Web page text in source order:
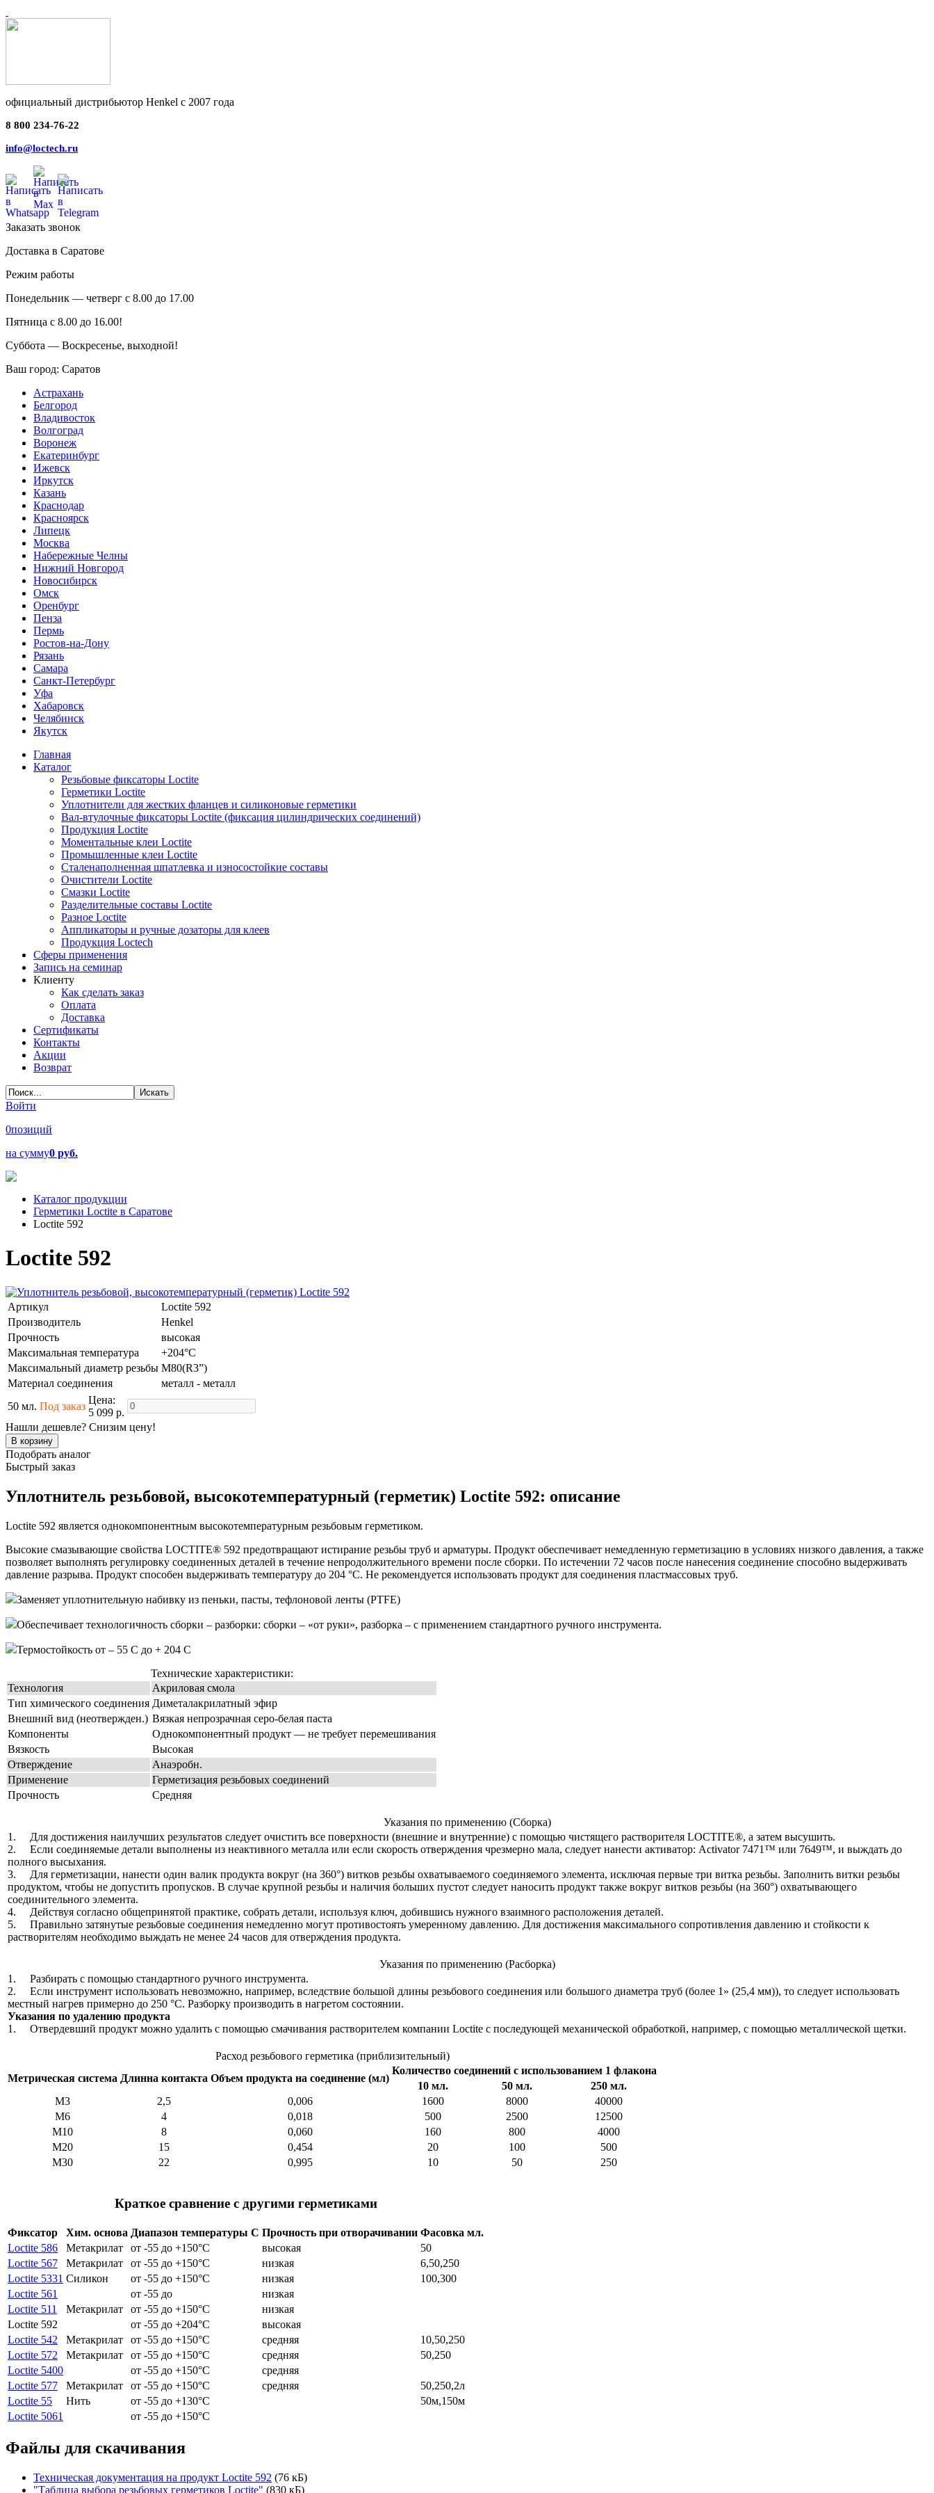
официальный дистрибьютор Henkel с 2007 года
8 800 234-76-22
info@loctech.ru
Заказать звонок
Доставка в Саратове
Режим работы
Понедельник — четверг с 8.00 до 17.00
Пятница с 8.00 до 16.00!
Суббота — Воскресенье, выходной!
Ваш город: Саратов
Астрахань
Белгород
Владивосток
Волгоград
Воронеж
Екатеринбург
Ижевск
Иркутск
Казань
Краснодар
Красноярск
Липецк
Москва
Набережные Челны
Нижний Новгород
Новосибирск
Омск
Оренбург
Пенза
Пермь
Ростов-на-Дону
Рязань
Самара
Санкт-Петербург
Уфа
Хабаровск
Челябинск
Якутск
Главная
Каталог
Резьбовые фиксаторы Loctite
Герметики Loctite
Уплотнители для жестких фланцев и силиконовые герметики
Вал-втулочные фиксаторы Loctite (фиксация цилиндрических соединений)
Продукция Loctite
Моментальные клеи Loctite
Промышленные клеи Loctite
Сталенаполненная шпатлевка и износостойкие составы
Очистители Loctite
Смазки Loctite
Разделительные составы Loctite
Разное Loctite
Аппликаторы и ручные дозаторы для клеев
Продукция Loctech
Сферы применения
Запись на семинар
Клиенту
Как сделать заказ
Оплата
Доставка
Сертификаты
Контакты
Акции
Возврат
Войти
0позиций
на сумму0 руб.
Каталог продукции
Герметики Loctite в Саратове
Loctite 592
Loctite 592
Артикул
Loctite 592
Производитель
Henkel
Прочность
высокая
Максимальная температура
+204°C
Максимальный диаметр резьбы M80(R3”)
Материал соединения
металл - металл
50 мл. Под заказ
Цена:
5 099 р.
Нашли дешевле? Снизим цену!
Подобрать аналог
Быстрый заказ
Уплотнитель резьбовой, высокотемпературный (герметик) Loctite 592: описание
Loctite 592 является однокомпонентным высокотемпературным резьбовым герметиком.
Высокие смазывающие свойства LOCTITE® 592 пред­от­вра­щают истирание резьбы труб и арматуры. Продукт обес­пе­чивает немедленную герметизацию в условиях низкого дав­ления, а также
позволяет выполнять регулировку сое­ди­нен­ных деталей в течение непродолжительного времени пос­ле сборки. По истечении 72 часов после нанесения сое­ди­нение способно выдерживать
давление разрыва. Продукт спо­собен выдерживать температуру до 204 °C. Не реко­мен­ду­ется использовать продукт для соединения пластмас­совых труб.
Заменяет уплотнительную набивку из пеньки, пасты, тефлоновой ленты (PTFE)
Обеспечивает технологичность сборки – разборки: сборки – «от руки», разборка – с применением стандартного ручного инструмента.
Термостойкость от – 55 С до + 204 С
Технические характеристики:
Технология
Акриловая смола
Тип химического соединения Диметалакрилатный эфир
Внешний вид (неотвержден.) Вязкая непрозрачная серо-белая паста
Компоненты
Однокомпонентный продукт — не требует перемешивания
Вязкость
Высокая
Отверждение
Анаэробн.
Применение
Герметизация резьбовых соединений
Прочность
Средняя
Указания по применению (Сборка)
1. Для достижения наилучших результатов следует очис­тить все поверхности (внешние и внутренние) с по­мо­щью чистящего растворителя LOCTITE®, а затем вы­су­шить.
2. Если соединяемые детали выполнены из неактивного металла или если скорость отверждения чрезмерно ма­ла, следует нанести активатор: Activator 7471™ или 7649™, и выждать до
полного высыхания.
3. Для герметизации, нанести один валик продукта вокруг (на 360°) витков резьбы охватываемого соединяемого элемента, исключая первые три витка резьбы. Запол­нить витки резьбы
продуктом, чтобы не допустить про­пусков. В случае крупной резьбы и наличия больших пустот следует наносить продукт также вокруг витков резьбы (на 360°) охватывающего
соединительного эле­мен­та.
4. Действуя согласно общепринятой практике, собрать де­тали, используя ключ, добившись нужного взаимного расположения деталей.
5. Правильно затянутые резьбовые соединения немед­ленно могут противостоять умеренному давлению. Для достижения максимального сопротивления давлению и стойкости к
растворителям необходимо выждать не менее 24 часов для отверждения продукта.
Указания по применению (Расборка)
1. Разбирать с помощью стандартного ручного инстру­мен­та.
2. Если инструмент использовать невозможно, например, вследствие большой длины резьбового соединения или большого диаметра труб (более 1» (25,4 мм)), то сле­дует использовать
местный нагрев примерно до 250 °C. Разборку производить в нагретом состоянии.
Указания по удалению продукта
1. Отвердевший продукт можно удалить с помощью сма­чи­вания растворителем компании Loctite с последующей ме­ханической обработкой, например, с помощью ме­тал­ли­ческой щетки.
Расход резьбового герметика (приблизительный)
Метрическая система Длинна контакта Объем продукта на соединение (мл)
Количество соединений с использованием 1 флакона
10 мл.
50 мл.
250 мл.
М3
2,5 0,006 1600 8000
40000
М6
4 0,018 500 2500
12500
М10
8 0,060 160 800
4000
М20
15 0,454 20 100
500
М30
22 0,995 10 50 250
Краткое сравнение с другими герметиками
Фиксатор Хим. основа Диапазон температуры С Прочность при отворачивании Фасовка мл.
Loctite 586
Метакрилат от -55 до +150°C высокая
50
Loctite 567
Метакрилат от -55 до +150°C низкая
6,50,250
Loctite 5331 Силикон от -55 до +150°C низкая
100,300
Loctite 561
от -55 до
низкая
Loctite 511
Метакрилат от -55 до +150°C
низкая
Loctite 592
от -55 до +204°C
высокая
Loctite 542
Метакрилат от -55 до +150°C средняя
10,50,250
Loctite 572
Метакрилат от -55 до +150°C средняя
50,250
Loctite 5400
от -55 до +150°C
средняя
Loctite 577
Метакрилат от -55 до +150°C средняя
50,250,2л
Loctite 55
Нить от -55 до +130°C
50м,150м
Loctite 5061
от -55 до +150°C
Файлы для скачивания
Техническая документация на продукт Loctite 592 (76 кБ)
"Таблица выбора резьбовых герметиков Loctite" (830 кБ)